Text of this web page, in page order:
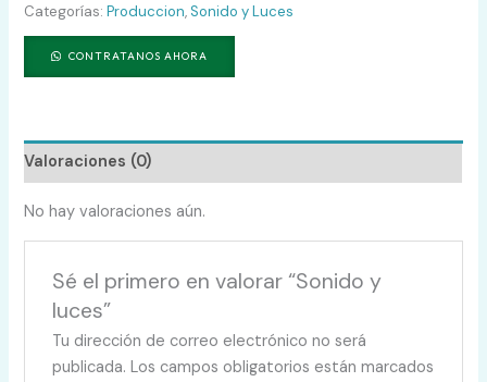
Categorías:Produccion,Sonido y Luces
CONTRATANOS AHORA
Valoraciones (0)
No hay valoraciones aún.
Sé el primero en valorar “Sonido y
luces”
Tu dirección de correo electrónico no será
publicada. Los campos obligatorios están marcados